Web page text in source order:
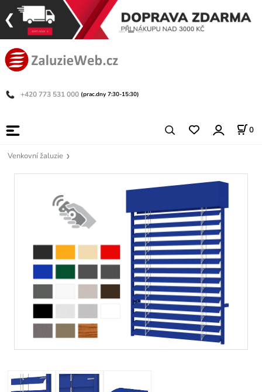
+420 773 531 000 (prac.dny 7:30-15:30)
0
Venkovní žaluzie